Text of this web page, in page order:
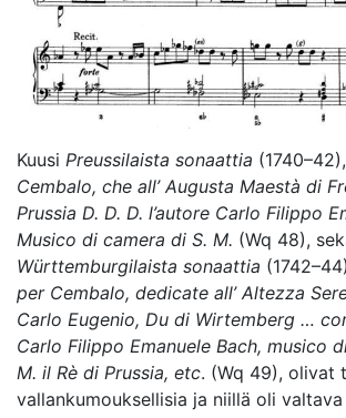
Kuusi Preussilaista sonaattia (1740–42),
Cembalo, che all’ Augusta Maestà di
Prussia D. D. D. l’autore Carlo Filippo
Musico di camera di S. M. (Wq 48),
Württemburgilaista sonaattia
per Cembalo, dedicate all’ Altezza
Carlo Eugenio, Du di Wirtemberg …
Carlo Filippo Emanuele Bach, musico
M. il Rè di Prussia, etc. (Wq 49), olivat
vallankumouksellisia ja niillä oli